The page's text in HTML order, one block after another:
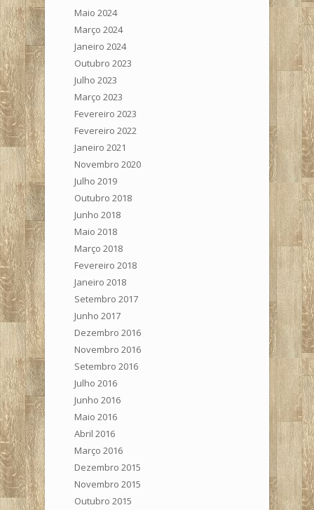
Maio 2024
Março 2024
Janeiro 2024
Outubro 2023
Julho 2023
Março 2023
Fevereiro 2023
Fevereiro 2022
Janeiro 2021
Novembro 2020
Julho 2019
Outubro 2018
Junho 2018
Maio 2018
Março 2018
Fevereiro 2018
Janeiro 2018
Setembro 2017
Junho 2017
Dezembro 2016
Novembro 2016
Setembro 2016
Julho 2016
Junho 2016
Maio 2016
Abril 2016
Março 2016
Dezembro 2015
Novembro 2015
Outubro 2015